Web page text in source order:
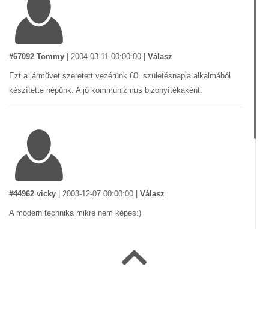
#67092 Tommy | 2004-03-11 00:00:00 | Válasz
Ezt a járművet szeretett vezérünk 60. születésnapja alkalmából
készítette népünk. A jó kommunizmus bizonyítékaként.
#44962 vicky | 2003-12-07 00:00:00 | Válasz
A modern technika mikre nem képes:)